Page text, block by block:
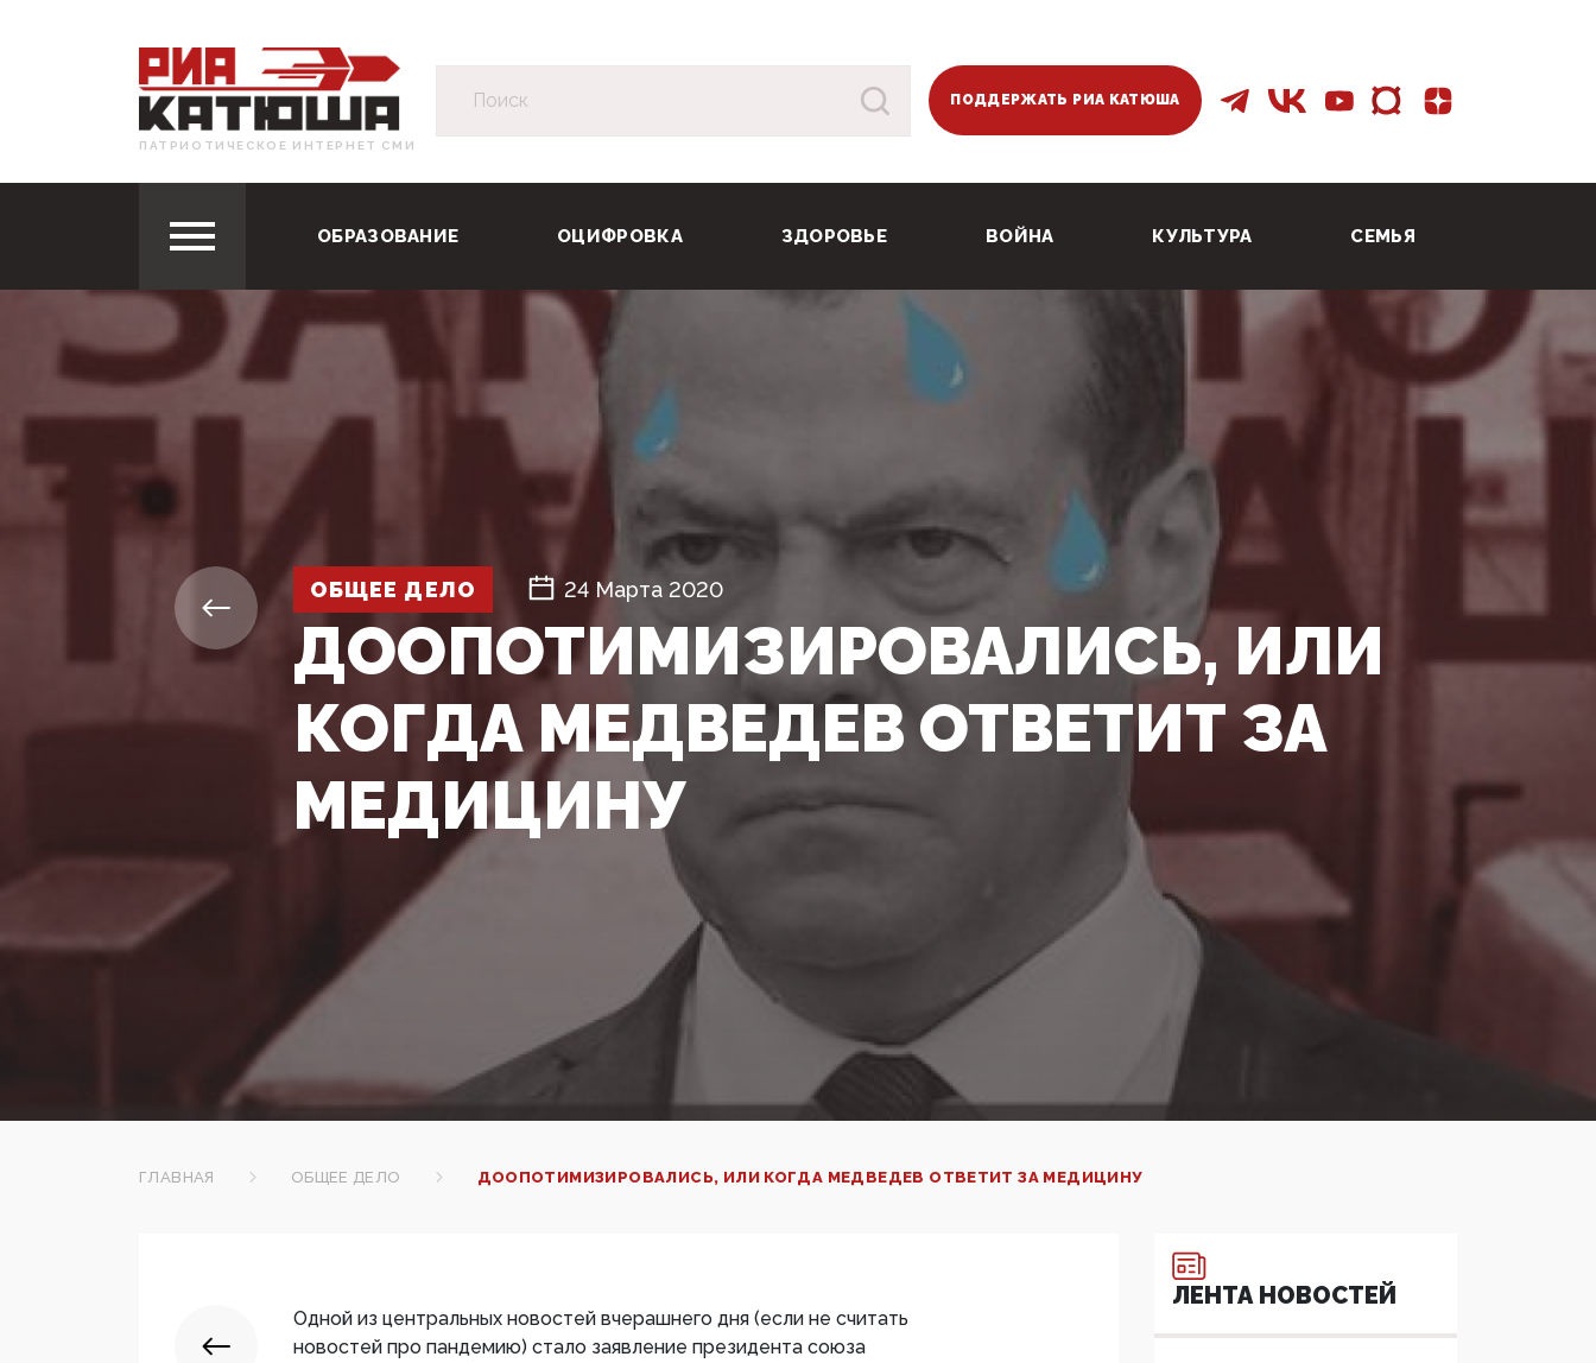
ПАТРИОТИЧЕСКОЕ ИНТЕРНЕТ СМИ
ПОДДЕРЖАТЬ РИА КАТЮША
ОБРАЗОВАНИЕ ОЦИФРОВКА ЗДОРОВЬЕ ВОЙНА КУЛЬТУРА СЕМЬЯ
ОБЩЕЕ ДЕЛО 24 Марта 2020
ДООПОТИМИЗИРОВАЛИСЬ, ИЛИ
КОГДА МЕДВЕДЕВ ОТВЕТИТ ЗА
МЕДИЦИНУ
ГЛАВНАЯ ОБЩЕЕ ДЕЛО ДООПОТИМИЗИРОВАЛИСЬ, ИЛИ КОГДА МЕДВЕДЕВ ОТВЕТИТ ЗА МЕДИЦИНУ
Одной из центральных новостей вчерашнего дня (если не считать
новостей про пандемию) стало заявление президента союза
ЛЕНТА НОВОСТЕЙ